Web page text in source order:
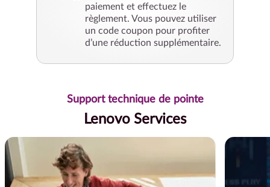
paiement et effectuez le
règlement. Vous pouvez utiliser
un code coupon pour profiter
d’une réduction supplémentaire.
Support technique de pointe
Lenovo Services